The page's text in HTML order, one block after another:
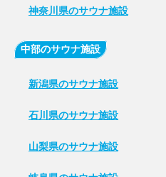
神奈川県のサウナ施設
中部のサウナ施設
新潟県のサウナ施設
石川県のサウナ施設
山梨県のサウナ施設